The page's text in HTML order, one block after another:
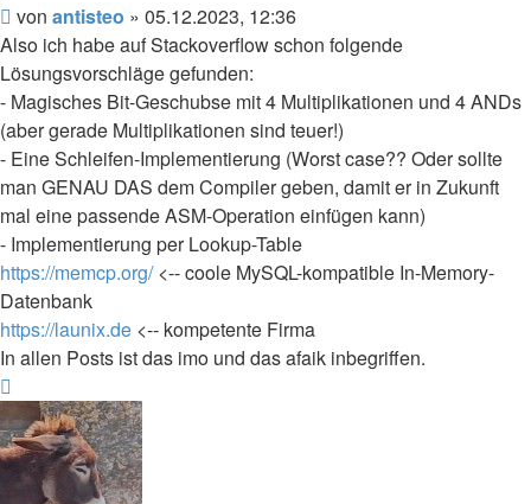
Beitrag
von antisteo » 05.12.2023, 12:36
Also ich habe auf Stackoverflow schon folgende
Lösungsvorschläge gefunden:
- Magisches Bit-Geschubse mit 4 Multiplikationen und 4 ANDs
(aber gerade Multiplikationen sind teuer!)
- Eine Schleifen-Implementierung (Worst case?? Oder sollte
man GENAU DAS dem Compiler geben, damit er in Zukunft
mal eine passende ASM-Operation einfügen kann)
- Implementierung per Lookup-Table
https://memcp.org/<-- coole MySQL-kompatible In-Memory-
Datenbank
https://launix.de <-- kompetente Firma
In allen Posts ist das imo und das afaik inbegriffen.
oben